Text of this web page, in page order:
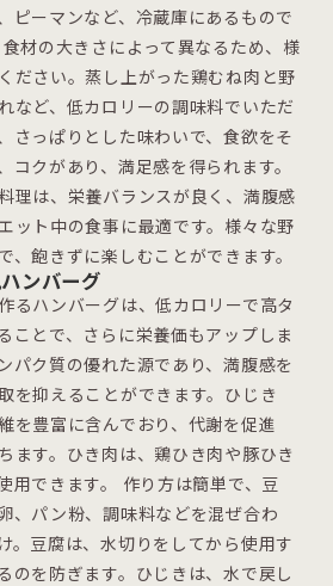
ピーマンなど、冷蔵庫にあるもので
材の大きさによって異なるため、様
ださい。蒸し上がった鶏むね肉と野
など、低カロリーの調味料でいただ
さっぱりとした味わいで、食欲をそ
コクがあり、満足感を得られます。
理は、栄養バランスが良く、満腹感
ット中の食事に最適です。様々な野
、飽きずに楽しむことができます。
ンバーグ
るハンバーグは、低カロリーで高タ
ことで、さらに栄養価もアップしま
パク質の優れた源であり、満腹感を
を抑えることができます。ひじき
を豊富に含んでおり、代謝を促進
ます。ひき肉は、鶏ひき肉や豚ひき
用できます。 作り方は簡単で、豆
、パン粉、調味料などを混ぜ合わ
。豆腐は、水切りをしてから使用す
のを防ぎます。ひじきは、水で戻し